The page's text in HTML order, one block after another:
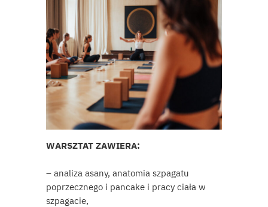
WARSZTAT ZAWIERA:
– analiza asany, anatomia szpagatu
poprzecznego i pancake i pracy ciała w
szpagacie,